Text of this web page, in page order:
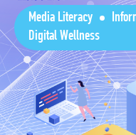
Media Literacy
Digital Wellness